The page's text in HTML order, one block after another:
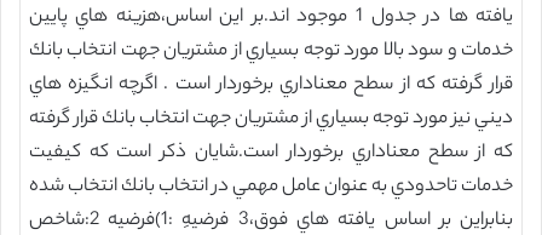
يافته ها در جدول 1 موجود اند.بر اين اساس،هزينه هاي پايين
خدمات و سود بالا مورد توجه بسياري از مشتريان جهت انتخاب بانك
قرار گرفته كه از سطح معناداري برخوردار است . اگرچه انگيزه هاي
ديني نيز مورد توجه بسياري از مشتريان جهت انتخاب بانك قرار گرفته
كه از سطح معناداري برخوردار است.شايان ذكر است كه كيفيت
خدمات تاحدودي به عنوان عامل مهمي در انتخاب بانك انتخاب شده
بنابراين بر اساس يافته هاي فوق،3 فرضيهِ :1)فرضيه 2:شاخص